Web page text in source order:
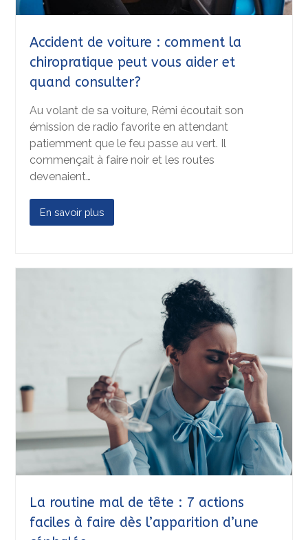
Accident de voiture : comment la
chiropratique peut vous aider et
quand consulter?
Au volant de sa voiture, Rémi écoutait son
émission de radio favorite en attendant
patiemment que le feu passe au vert. Il
commençait à faire noir et les routes
devenaient…
En savoir plus
La routine mal de tête : 7 actions
faciles à faire dès l’apparition d’une